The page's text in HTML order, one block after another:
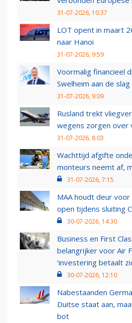
31-07-2026, 10:37
LOT opent in maart
naar Hanoi
31-07-2026, 9:59
Voormalig financieel
Swelheim aan de
31-07-2026, 9:09
Rusland trekt
wegens zorgen over
31-07-2026, 8:03
Wachttijd afgifte
monteurs neemt af,
31-07-2026, 7:15
MAA houdt deur voor
open tijdens sluiting
30-07-2026, 14:30
Business en First
belangrijker voor Air
‘investering betaalt
30-07-2026, 12:10
Nabestaanden
Duitse staat aan,
bot